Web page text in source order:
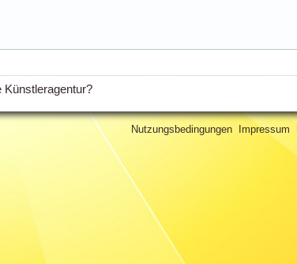
Künstleragentur?
Nutzungsbedingungen Impressum